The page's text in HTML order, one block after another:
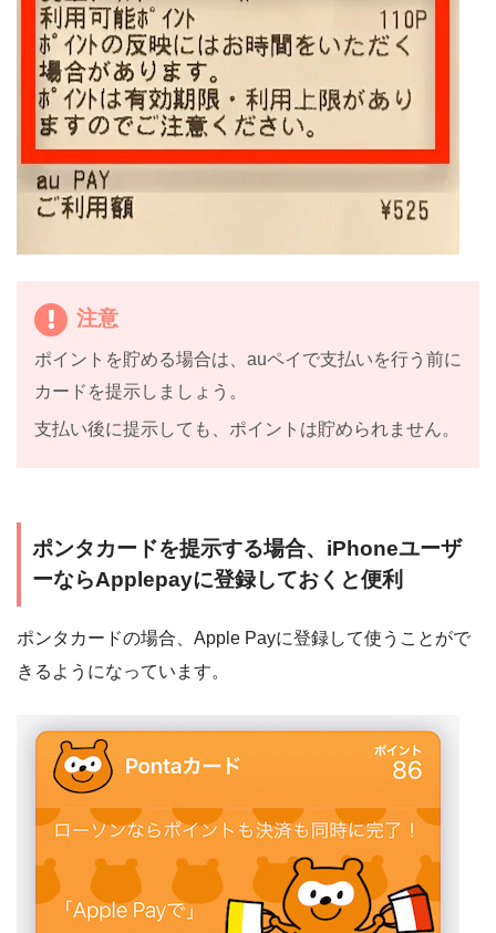
注意
ポイントを貯める場合は、auペイで支払いを行う前に
カードを提示しましょう。
支払い後に提示しても、ポイントは貯められません。
ポンタカードを提示する場合、iPhoneユーザ
ーならApplepayに登録しておくと便利
ポンタカードの場合、 Apple Payに登録して使うことがで
きるようになっています。